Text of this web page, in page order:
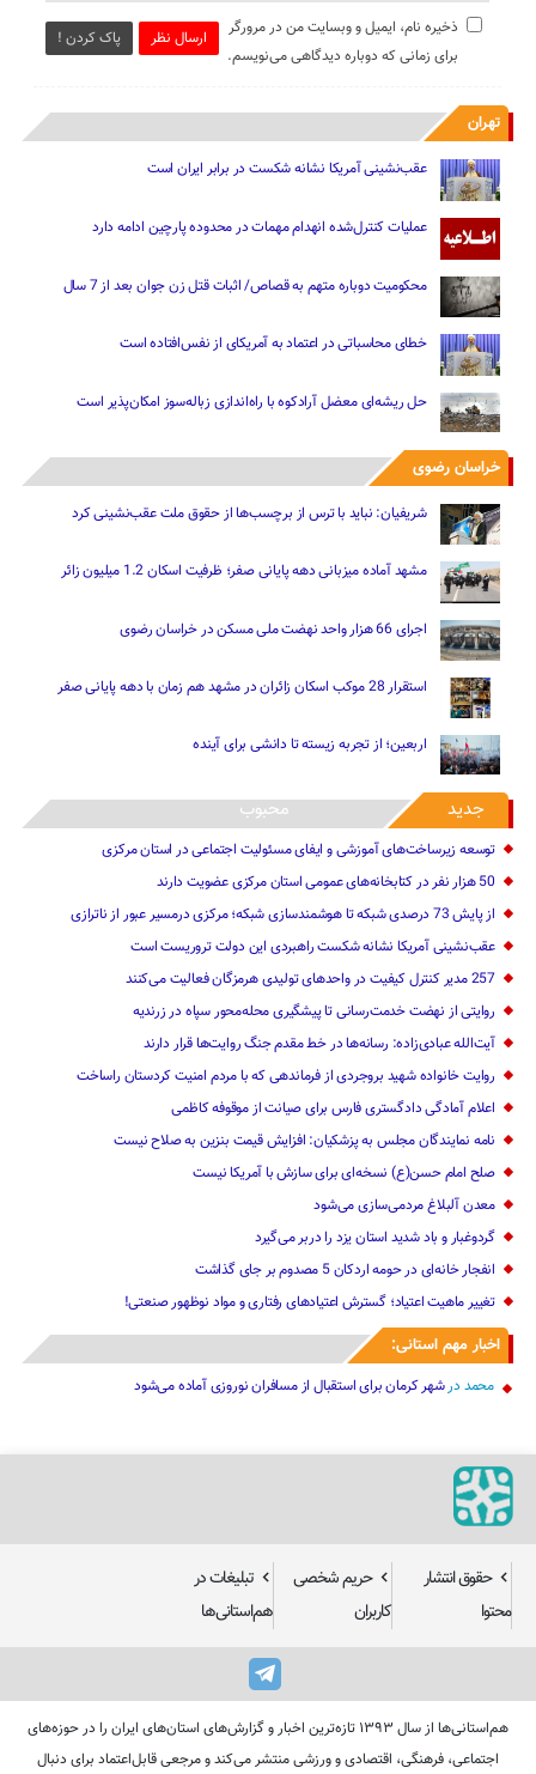
ارسال نظر پاک کردن !
ذخیره نام، ایمیل و وبسایت من در مرورگر
برای زمانی که دوباره دیدگاهی می‌نویسم.
تهران
عقب‌نشینی آمریکا نشانه شکست در برابر ایران است
عملیات کنترل‌شده انهدام مهمات در محدوده پارچین ادامه دارد
محکومیت دوباره متهم به قصاص/ اثبات قتل زن جوان بعد از 7 سال
خطای محاسباتی در اعتماد به آمریکای از نفس‌افتاده است
حل ریشه‌ای معضل آرادکوه با راه‌اندازی زباله‌سوز امکان‌پذیر است
خراسان رضوی
شریفیان: نباید با ترس از برچسب‌ها از حقوق ملت عقب‌نشینی کرد
مشهد آماده میزبانی دهه پایانی صفر؛ ظرفیت اسکان 1.2 میلیون زائر
اجرای 66 هزار واحد نهضت ملی مسکن در خراسان رضوی
استقرار 28 موکب اسکان زائران در مشهد هم زمان با دهه پایانی صفر
اربعین؛ از تجربه زیسته تا دانشی برای آینده
جدید محبوب
توسعه زیرساخت‌های آموزشی و ایفای مسئولیت اجتماعی در استان مرکزی
50 هزار نفر در کتابخانه‌های عمومی استان مرکزی عضویت دارند
از پایش 73 درصدی شبکه تا هوشمندسازی شبکه؛ مرکزی درمسیر عبور از ناترازی
عقب‌نشینی آمریکا نشانه شکست راهبردی این دولت تروریست است
257 مدیر کنترل کیفیت در واحدهای تولیدی هرمزگان فعالیت می‌کنند
روایتی از نهضت خدمت‌رسانی تا پیشگیری محله‌محور سپاه در زرندیه
آیت‌الله عبادی‌زاده: رسانه‌ها در خط مقدم جنگ روایت‌ها قرار دارند
روایت خانواده شهید بروجردی از فرماندهی که با مردم امنیت کردستان راساخت
اعلام آمادگی دادگستری فارس برای صیانت از موقوفه کاظمی
نامه نمایندگان مجلس به پزشکیان: افزایش قیمت بنزین به صلاح نیست
صلح امام حسن(ع) نسخه‌ای برای سازش با آمریکا نیست
معدن آلبلاغ مردمی‌سازی می‌شود
گردوغبار و باد شدید استان یزد را دربر می‌گیرد
انفجار خانه‌ای در حومه اردکان 5 مصدوم بر جای گذاشت
تغییر ماهیت ‌اعتیاد؛ گسترش اعتیادهای رفتاری و مواد نوظهور صنعتی!
اخبار مهم استانی:
محمد درشهر کرمان برای استقبال از مسافران نوروزی آماده می‌شود
حقوق انتشار
محتوا
حریم شخصی
کاربران
تبلیغات در
هم‌استانی‌ها
هم‌استانی‌ها از سال ۱۳۹۳ تازه‌ترین اخبار و گزارش‌های استان‌های ایران را در حوزه‌های
اجتماعی، فرهنگی، اقتصادی و ورزشی منتشر می‌کند و مرجعی قابل‌اعتماد برای دنبال